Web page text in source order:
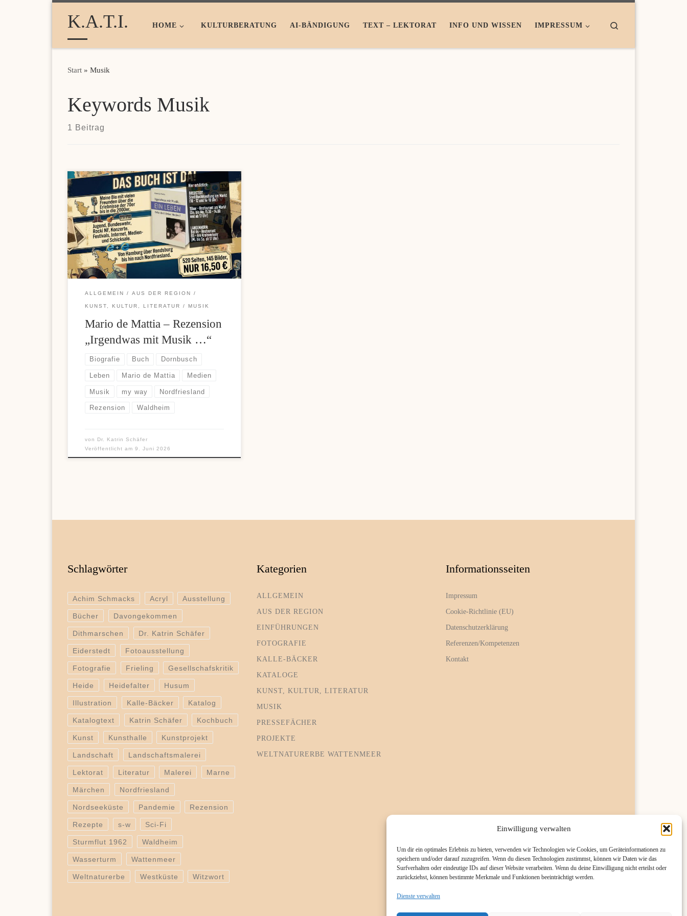
Einwilligung verwalten
Um dir ein optimales Erlebnis zu bieten, verwenden wir Technologien wie Cookies, um Geräteinformationen zu
speichern und/oder darauf zuzugreifen. Wenn du diesen Technologien zustimmst, können wir Daten wie das
Surfverhalten oder eindeutige IDs auf dieser Website verarbeiten. Wenn du deine Einwilligung nicht erteilst oder
zurückziehst, können bestimmte Merkmale und Funktionen beeinträchtigt werden.
Dienste verwalten
Zum Inhalt springenK.A.T.I. HOME KULTURBERATUNG AI-BÄNDIGUNG TEXT – LEKTORAT INFO UND WISSEN IMPRESSUM
Start » Musik
Keywords Musik
1 Beitrag
Wer nach modernen Zahlungsmöglichkeiten für das
Online-Gaming sucht, findet mit Online Casinos mit
Skrill 2026 eine praktische Übersicht zu schnellen
Transaktionen und attraktiven Bonusangeboten.
Skrill überzeugt viele Nutzer durch einfache
Einzahlungen und komfortable Auszahlungen,
weshalb diese Zahlungsoption bei vielen Casino-
Fans immer beliebter wird. Wer sich über moderne
ALLGEMEIN AUS DER REGION
KUNST, KULTUR, LITERATUR MUSIK
Mario de Mattia – Rezension
„Irgendwas mit Musik …“
Biografie Buch Dornbusch
Leben Mario de Mattia Medien
Musik my way Nordfriesland
Rezension Waldheim
von
Dr. Katrin Schäfer
Veröffentlicht am 9. Juni 2026
Schlagwörter
Achim Schmacks Acryl Ausstellung
Bücher Davongekommen
Dithmarschen Dr. Katrin Schäfer
Eiderstedt Fotoausstellung
Fotografie Frieling Gesellschafskritik
Heide Heidefalter Husum
Illustration Kalle-Bäcker Katalog
Katalogtext Katrin Schäfer Kochbuch
Kunst Kunsthalle Kunstprojekt
Landschaft Landschaftsmalerei
Lektorat Literatur Malerei Marne
Märchen Nordfriesland
Nordseeküste Pandemie Rezension
Rezepte s-w Sci-Fi
Sturmflut 1962 Waldheim
Wasserturm Wattenmeer
Weltnaturerbe Westküste Witzwort
Kategorien
ALLGEMEIN
AUS DER REGION
EINFÜHRUNGEN
FOTOGRAFIE
KALLE-BÄCKER
KATALOGE
KUNST, KULTUR, LITERATUR
MUSIK
PRESSEFÄCHER
PROJEKTE
WELTNATURERBE WATTENMEER
Informationsseiten
Impressum
Cookie-Richtlinie (EU)
Datenschutzerklärung
Referenzen/Kompetenzen
Kontakt